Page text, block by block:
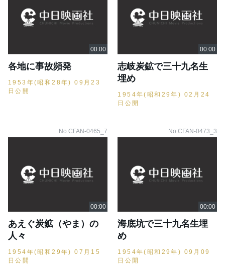
各地に事故頻発
1953年(昭和28年) 09月23
日公開
志岐炭鉱で三十九名生
埋め
1954年(昭和29年) 02月24
日公開
No.CFAN-0465_7
あえぐ炭鉱（やま）の
人々
1954年(昭和29年) 07月15
日公開
No.CFAN-0473_3
海底坑で三十九名生埋
め
1954年(昭和29年) 09月09
日公開